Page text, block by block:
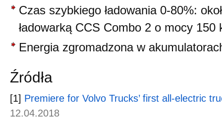
Czas szybkiego ładowania 0-80%:
ładowarką CCS Combo 2 o mocy 150
Energia zgromadzona w
Źródła
[1] Premiere for Volvo Trucks’ first all-electric
12.04.2018